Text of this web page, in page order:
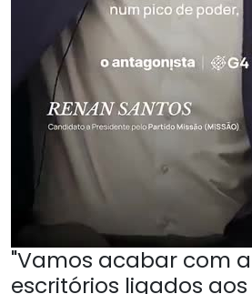
"Vamos acabar com
escritórios ligados